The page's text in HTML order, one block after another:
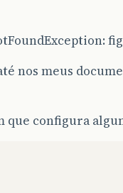
nos meus
que configura